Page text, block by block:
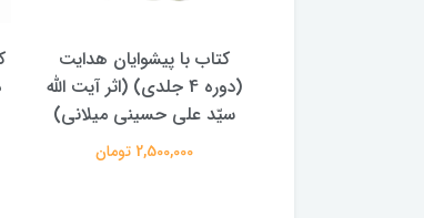
کتاب حدیث سده چهاردهم
دفتر هفتم اثر سید مجتبی
حسینی
250,000 تومان